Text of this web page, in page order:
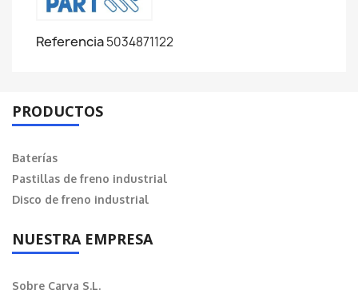
Referencia5034871122
PRODUCTOS
Baterías
Pastillas de freno industrial
Disco de freno industrial
NUESTRA EMPRESA
Sobre Carva S.L.